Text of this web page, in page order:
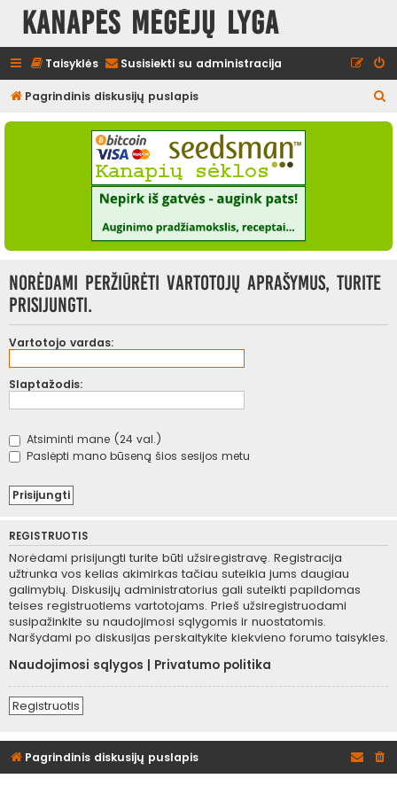
Kanapės mėgėjų lyga
Taisyklės Susisiekti su administracija
Pagrindinis diskusijų puslapis
e
Norėdami peržiūrėti vartotojų aprašymus, turite
prisijungti.
Vartotojo vardas:
Slaptažodis:
Atsiminti mane (24 val.)
Paslėpti mano būseną šios sesijos metu
REGISTRUOTIS
Norėdami prisijungti turite būti užsiregistravę. Registracija
užtrunka vos kelias akimirkas tačiau suteikia jums daugiau
galimybių. Diskusijų administratorius gali suteikti papildomas
teises registruotiems vartotojams. Prieš užsiregistruodami
susipažinkite su naudojimosi sąlygomis ir nuostatomis.
Naršydami po diskusijas perskaitykite kiekvieno forumo taisykles.
Naudojimosi sąlygos
Privatumo politika
Registruotis
Pagrindinis diskusijų puslapis